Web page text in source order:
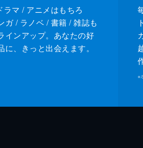
ラマ / アニメはもちろ
ガ / ラノベ / 書籍 / 雑誌も
インアップ。あなたの好
に、きっと出会えます。
※